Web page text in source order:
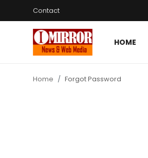
Contact
HOME
Login
Home Forgot Password